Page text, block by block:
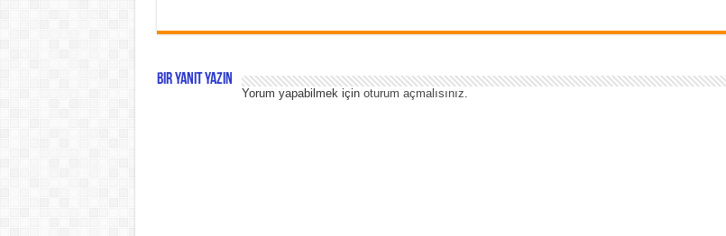
Bir yanıt yazın
Yorum yapabilmek için oturum açmalısınız.